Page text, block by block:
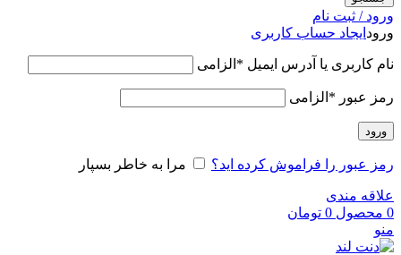
ورود / ثبت نام
ورود ایجاد حساب کاربری
نام کاربری یا آدرس ایمیل * الزامی
رمز عبور * الزامی
ورود
رمز عبور را فراموش کرده اید؟ مرا به خاطر بسپار
علاقه مندی
0 محصول 0 تومان
منو